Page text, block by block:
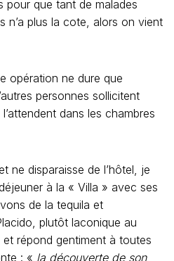
de la tequila et
plutôt laconique au
: «
la découverte de son
sa prime enfance, son travail
IGOROTS, ses
l’Esprit-saint, les malades
les membres de « L’union
» dont il et le chef…»
demander pour comprendre,
n’explique rien, ne sait